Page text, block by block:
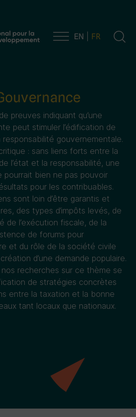
EN FR
preuves indiquant qu’une
peut stimuler l’édification de
responsabilité gouvernementale.
: sans liens forts entre la
l’état et la responsabilité, une
pourrait bien ne pas pouvoir
pour les contribuables.
sont loin d’être garantis et
des types d’impôts levés, de
de l’exécution fiscale, de la
de forums pour
et du rôle de la société civile
d’une demande populaire.
recherches sur ce thème se
de stratégies concrètes
entre la taxation et la bonne
tant locaux que nationaux.